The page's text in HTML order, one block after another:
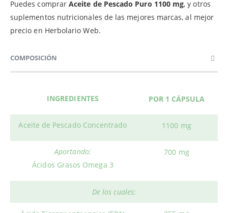
Puedes comprarAceite de Pescado Puro 1100 mg, y otros
suplementos nutricionales de las mejores marcas, al mejor
precio en Herbolario Web.
COMPOSICIÓN
INGREDIENTES POR 1 CÁPSULA
Aceite de Pescado Concentrado 1100 mg
Aportando:
Ácidos Grasos Omega 3
700 mg
De los cuales: